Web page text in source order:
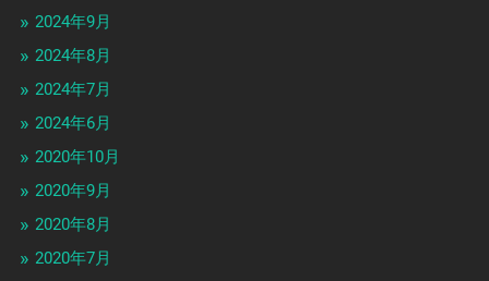
2024年9月
2024年8月
2024年7月
2024年6月
2020年10月
2020年9月
2020年8月
2020年7月